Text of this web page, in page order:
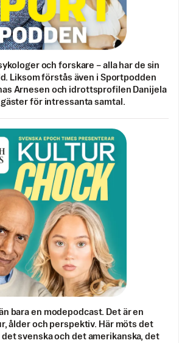
och forskare – alla har de sin
Liksom förstås även i Sportpodden
Arnesen och idrottsprofilen Danijela
för intressanta samtal.
bara en modepodcast. Det är en
ålder och perspektiv. Här möts det
det svenska och det amerikanska, det